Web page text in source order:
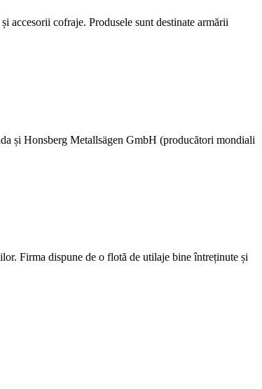
cofraje. Produsele sunt destinate armării
și Honsberg Metallsägen GmbH (producători mondiali
Firma dispune de o flotă de utilaje bine întreținute și